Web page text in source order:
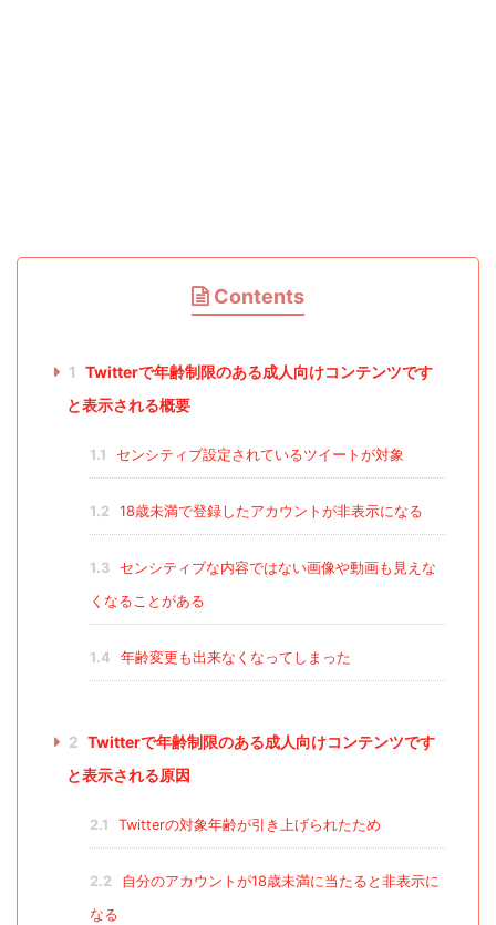
Contents
1 Twitterで年齢制限のある成人向けコンテンツです
と表示される概要
1.1 センシティブ設定されているツイートが対象
1.2 18歳未満で登録したアカウントが非表示になる
1.3
センシティブな内容ではない画像や動画も見えな
くなることがある
1.4 年齢変更も出来なくなってしまった
2 Twitterで年齢制限のある成人向けコンテンツです
と表示される原因
2.1 Twitterの対象年齢が引き上げられたため
2.2
自分のアカウントが18歳未満に当たると非表示に
なる